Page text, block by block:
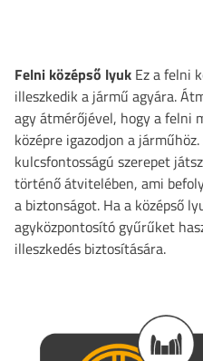
Felni középső lyuk Ez a felni
illeszkedik a jármű agyára.
agy átmérőjével, hogy a felni
középre igazodjon a
kulcsfontosságú szerepet
történő átvitelében, ami
a biztonságot. Ha a középső
agyközpontosító gyűrűket
illeszkedés biztosítására.